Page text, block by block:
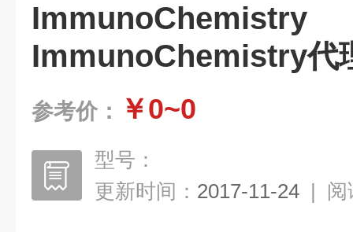
ImmunoChemistry代
参考价： ￥0~0
型号：
更新时间： 2017-11-24 | 阅